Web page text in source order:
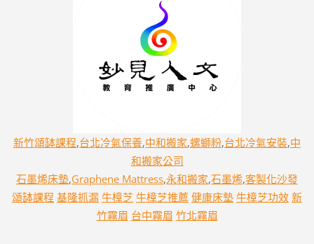
新竹頌缽課程,台北冷氣保養,中和搬家,螺螄粉,台北冷氣安裝,中
和搬家公司
石墨烯床墊,Graphene Mattress,永和搬家,石墨烯,客製化沙發
頌缽課程 基隆抓漏 牛樟芝 牛樟芝推薦 健康床墊 牛樟芝功效 新
竹霧眉 台中霧眉 竹北霧眉